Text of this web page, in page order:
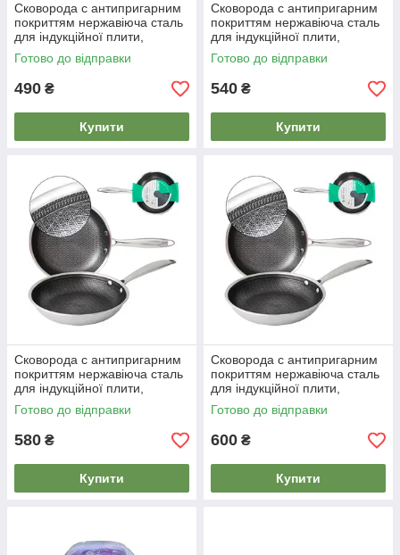
Сковорода с антипригарним
покриттям нержавіюча сталь
для індукційної плити,
універсальна сковорода для
смаження 22см
Готово до відправки
490 ₴
Купити
Сковорода с антипригарним
покриттям нержавіюча сталь
для індукційної плити,
універсальна сковорода для
смаження 24см
Готово до відправки
540 ₴
Купити
Сковорода с антипригарним
покриттям нержавіюча сталь
для індукційної плити,
універсальна сковорода для
смаження 26см
Готово до відправки
580 ₴
Купити
Сковорода с антипригарним
покриттям нержавіюча сталь
для індукційної плити,
універсальна сковорода для
смаження 28см
Готово до відправки
600 ₴
Купити